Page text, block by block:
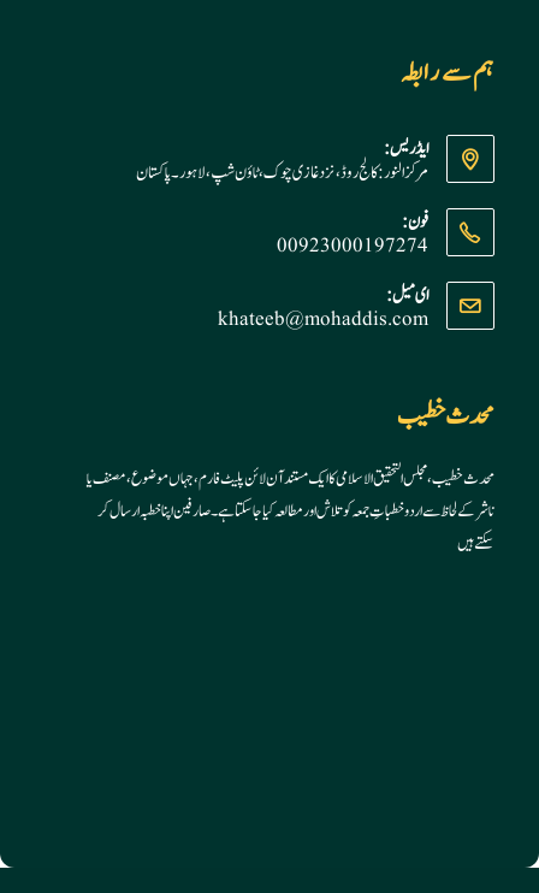
ہم سے رابطہ
ایڈریس:
مرکز النور: کالج روڈ، نزد غازی چوک، ٹاؤن شپ، لاہور ۔ پاکستان
فون:
00923000197274
in
application
ای میل:
khateeb@mohaddis.com
Opens
محدث خطیب
محدث خطیب، مجلس التحقیق الاسلامی کا ایک مستند آن لائن پلیٹ فارم، جہاں موضوع، مصنف یا
ناشر کے لحاظ سے اردو خطباتِ جمعہ کو تلاش اور مطالعہ کیا جا سکتا ہے۔ صارفین اپنا خطبہ ارسال کر
سکتے ہیں